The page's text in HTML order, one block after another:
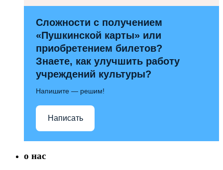
Сложности с получением
«Пушкинской карты» или
приобретением билетов?
Знаете, как улучшить работу
учреждений культуры?
Напишите — решим!
Написать
о нас